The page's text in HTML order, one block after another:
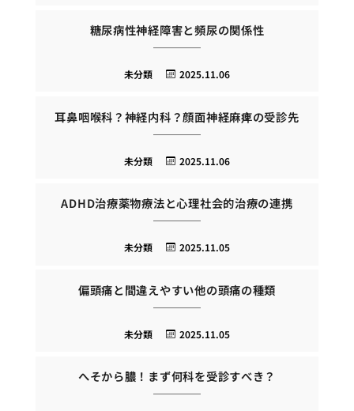
糖尿病性神経障害と頻尿の関係性
2025.11.06
未分類
耳鼻咽喉科？神経内科？顔面神経麻痺の受診先
2025.11.06
未分類
ADHD治療薬物療法と心理社会的治療の連携
2025.11.05
未分類
偏頭痛と間違えやすい他の頭痛の種類
2025.11.05
未分類
へそから膿！まず何科を受診すべき？